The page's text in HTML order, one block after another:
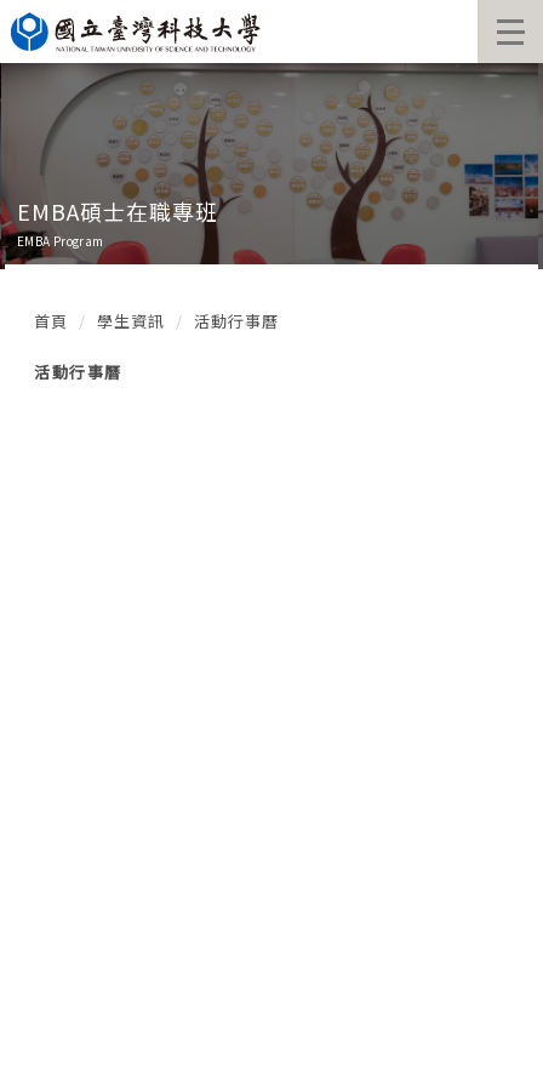
跳
到
主
士在職專班
首頁 學生資訊 活動行事曆
活動行事曆